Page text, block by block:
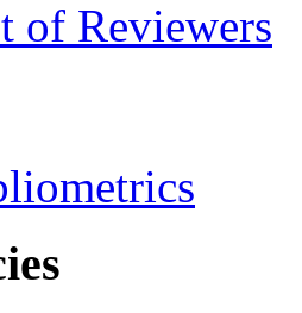
of Reviewers